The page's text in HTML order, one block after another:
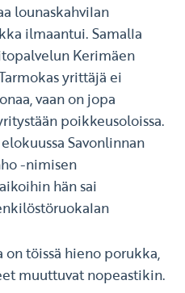
lounaskahvilan
ilmaantui. Samalla
Kerimäen
yrittäjä ei
vaan on jopa
poikkeusoloissa.
Savonlinnan
-nimisen
hän sai
töissä hieno porukka,
muuttuvat nopeastikin.